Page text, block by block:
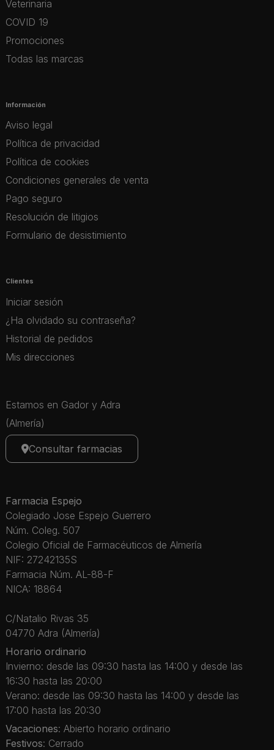
Veterinaria
COVID 19
Promociones
Todas las marcas
Información
Aviso legal
Política de privacidad
Política de cookies
Condiciones generales de venta
Pago seguro
Resolución de litigios
Formulario de desistimiento
Clientes
Iniciar sesión
¿Ha olvidado su contraseña?
Historial de pedidos
Mis direcciones
Estamos en Gador y Adra
(Almería)
Consultar farmacias
Farmacia Espejo
Colegiado Jose Espejo Guerrero
Núm. Coleg. 507
Colegio Oficial de Farmacéuticos de Almería
NIF: 27242135S
Farmacia Núm. AL-88-F
NICA: 18864
C/Natalio Rivas 35
04770 Adra (Almería)
Horario ordinario
Invierno: desde las 09:30 hasta las 14:00 y desde las
16:30 hasta las 20:00
Verano: desde las 09:30 hasta las 14:00 y desde las
17:00 hasta las 20:30
Vacaciones: Abierto horario ordinario
Festivos: Cerrado